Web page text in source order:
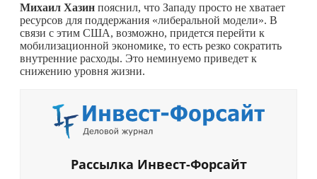
Михаил Хазин пояснил, что Западу просто не хватает
ресурсов для поддержания «либеральной модели». В
связи с этим США, возможно, придется перейти к
мобилизационной экономике, то есть резко сократить
внутренние расходы. Это неминуемо приведет к
снижению уровня жизни.
Рассылка Инвест-Форсайт